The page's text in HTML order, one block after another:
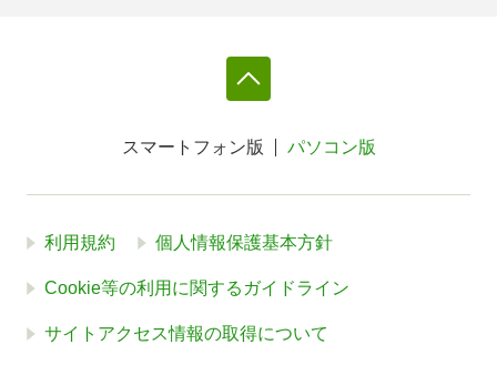
スマートフォン版 パソコン版
利用規約 個人情報保護基本方針
Cookie等の利用に関するガイドライン
サイトアクセス情報の取得について